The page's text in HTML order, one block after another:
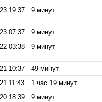
19:37
9 минут
07:37
9 минут
03:38
9 минут
10:37
49 минут
11:43
1 час 19 минут
18:39
9 минут